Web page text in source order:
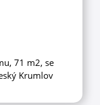
71 m2, se
Krumlov